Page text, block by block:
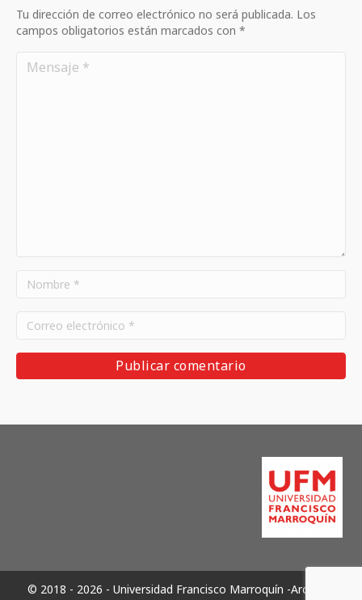
Tu dirección de correo electrónico no será publicada. Los
campos obligatorios están marcados con *
© 2018 - 2026 - Universidad Francisco Marroquín -Archivos